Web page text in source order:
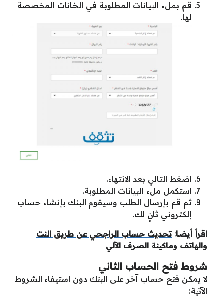
قم بملء البيانات المطلوبة في الخانات المخصصة
لها.
اضغط التالي بعد الانتهاء.
استكمل ملء البيانات المطلوبة.
ثم قم بإرسال الطلب وسيقوم البنك بإنشاء حساب
إلكتروني ثانٍ لك.
اقرأ أيضا:تحديث حساب الراجحي عن طريق النت
والهاتف وماكينة الصرف الآلي
شروط فتح الحساب الثاني
لا يمكن فتح حساب آخر على البنك دون استيفاء الشروط
الآتية: